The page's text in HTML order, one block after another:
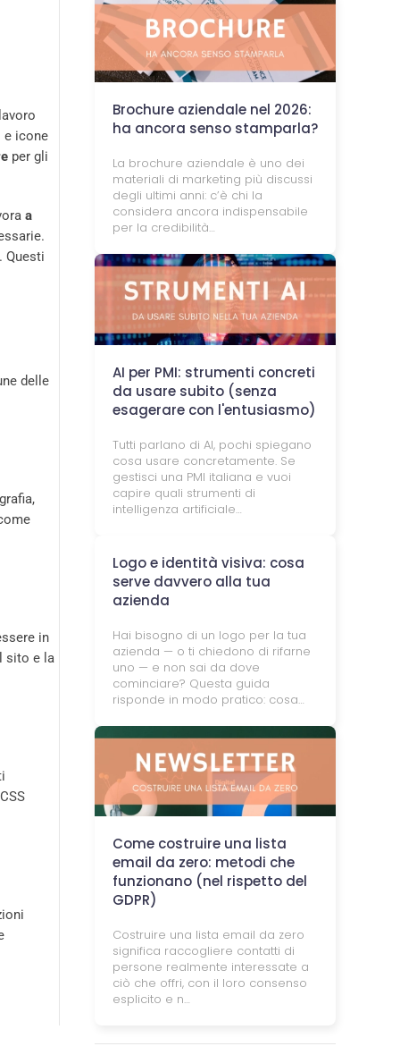
e icone
per gli
a
Questi
delle
in
sito e la
Brochure aziendale nel 2026:
ha ancora senso stamparla?
La brochure aziendale è uno dei
materiali di marketing più discussi
degli ultimi anni: c’è chi la
considera ancora indispensabile
per la credibilità…
AI per PMI: strumenti concreti
da usare subito (senza
esagerare con l'entusiasmo)
Tutti parlano di AI, pochi spiegano
cosa usare concretamente. Se
gestisci una PMI italiana e vuoi
capire quali strumenti di
intelligenza artificiale…
Logo e identità visiva: cosa
serve davvero alla tua
azienda
Hai bisogno di un logo per la tua
azienda — o ti chiedono di rifarne
uno — e non sai da dove
cominciare? Questa guida
risponde in modo pratico: cosa…
Come costruire una lista
email da zero: metodi che
funzionano (nel rispetto del
GDPR)
Costruire una lista email da zero
significa raccogliere contatti di
persone realmente interessate a
ciò che offri, con il loro consenso
esplicito e n…